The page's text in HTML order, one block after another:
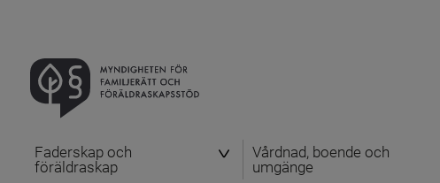
Faderskap och
föräldraskap
Vårdnad, boende och
umgänge